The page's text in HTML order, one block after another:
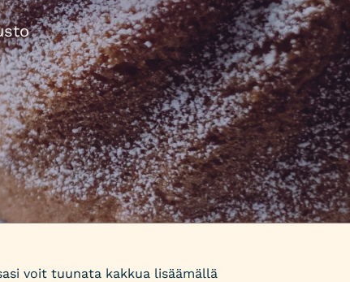
voit tuunata kakkua lisäämällä